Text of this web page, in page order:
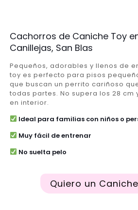
Cachorros de Caniche Toy
Canillejas, San Blas
Pequeños, adorables y llenos de
toy es perfecto para pisos
que buscan un perrito cariñoso
todas partes. No supera los 28 cm
en interior.
Ideal para familias con niños o
Muy fácil de entrenar
No suelta pelo
Quiero un